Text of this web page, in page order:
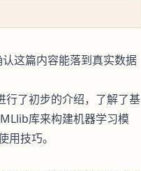
这篇内容能落到真实数据
行了初步的介绍，了解了基
库来构建机器学习模
技巧。